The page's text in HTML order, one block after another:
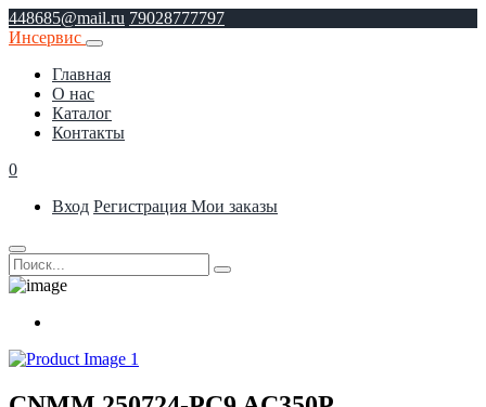
448685@mail.ru 79028777797
Инсервис
Главная
О нас
Каталог
Контакты
0
Вход Регистрация Мои заказы